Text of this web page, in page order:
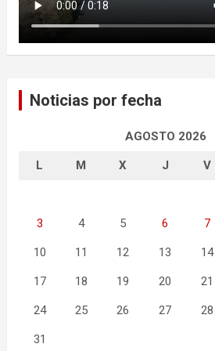
Noticias por fecha
AGOSTO 2026
L M X J V
3 4 5 6 7
10 11 12 13 14
17 18 19 20 21
24 25 26 27 28
31